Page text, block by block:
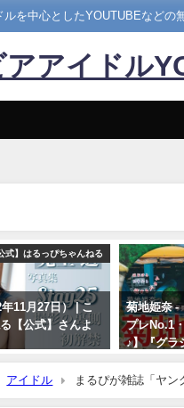
ルを中心としたYOUTUBEなどの
アアイドル
式】はるっぴちゃんねる
11月27日） | こ
【公式】さんよ
菊地姫奈 -
プレNo.1
♪】『グラ
視聴でき
Kikuchi（
プレ
アイドル まるぴが雑誌「ヤン